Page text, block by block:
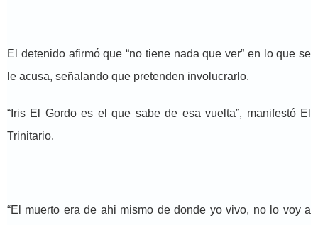
El detenido afirmó que “no tiene nada que ver” en lo que se
le acusa, señalando que pretenden involucrarlo.
“Iris El Gordo es el que sabe de esa vuelta”, manifestó El
Trinitario.
“El muerto era de ahi mismo de donde yo vivo, no lo voy a